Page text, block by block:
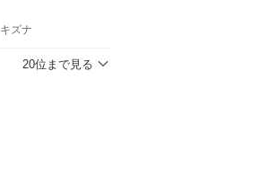
キズナ
20位まで見る